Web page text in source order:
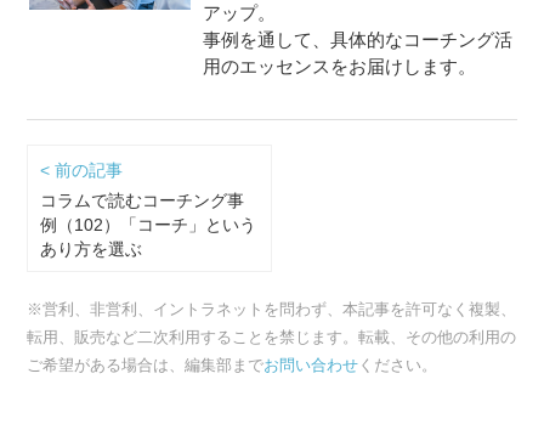
アップ。
事例を通して、具体的なコーチング活
用のエッセンスをお届けします。
< 前の記事
コラムで読むコーチング事
例（102）「コーチ」という
あり方を選ぶ
※営利、非営利、イントラネットを問わず、本記事を許可なく複製、
転用、販売など二次利用することを禁じます。転載、その他の利用の
ご希望がある場合は、編集部までお問い合わせ ください。